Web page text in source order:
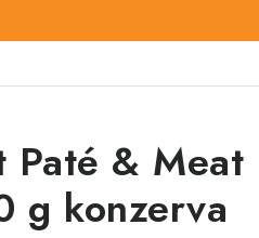
Paté & Meat
g konzerva